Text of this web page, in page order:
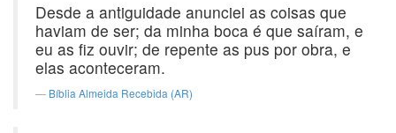
Desde a antiguidade anunciei as coisas que
haviam de ser; da minha boca é que saíram, e
eu as fiz ouvir; de repente as pus por obra, e
elas aconteceram.
Bíblia Almeida Recebida (AR)